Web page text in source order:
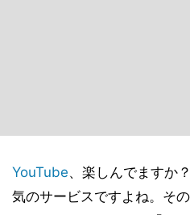
YouTube、楽しんでますか
気のサービスですよね。そ